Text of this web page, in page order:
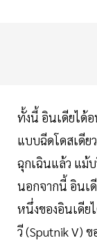
ทั้งนี้ อินเดียได้
แบบฉีดโดสเดี
ฉุกเฉินแล้ว แม้
นอกจากนี้ อินเ
หนึ่งของอินเดี
วี (Sputnik V)